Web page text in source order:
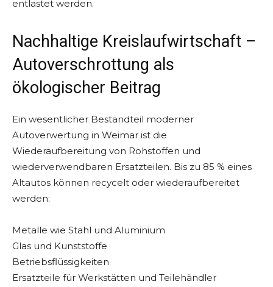
entlastet werden.
Nachhaltige Kreislaufwirtschaft –
Autoverschrottung als
ökologischer Beitrag
Ein wesentlicher Bestandteil moderner
Autoverwertung in Weimar ist die
Wiederaufbereitung von Rohstoffen und
wiederverwendbaren Ersatzteilen. Bis zu 85 % eines
Altautos können recycelt oder wiederaufbereitet
werden:
Metalle wie Stahl und Aluminium
Glas und Kunststoffe
Betriebsflüssigkeiten
Ersatzteile für Werkstätten und Teilehändler